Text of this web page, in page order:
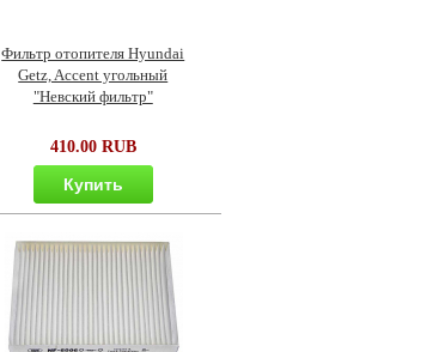
Фильтр отопителя Hyundai
Getz, Accent угольный
"Невский фильтр"
410.00 RUB
Купить